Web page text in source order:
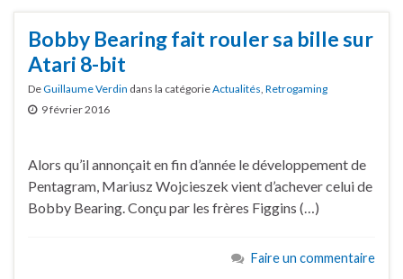
Bobby Bearing fait rouler sa bille sur
Atari 8-bit
DeGuillaume Verdin dans la catégorieActualités, Retrogaming
9 février 2016
Alors qu’il annonçait en fin d’année le développement de
Pentagram, Mariusz Wojcieszek vient d’achever celui de
Bobby Bearing. Conçu par les frères Figgins (…)
Faire un commentaire